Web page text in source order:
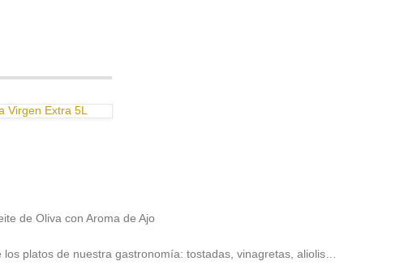
Virgen Extra 5L
de Oliva con Aroma de Ajo
platos de nuestra gastronomía: tostadas, vinagretas, aliolis…